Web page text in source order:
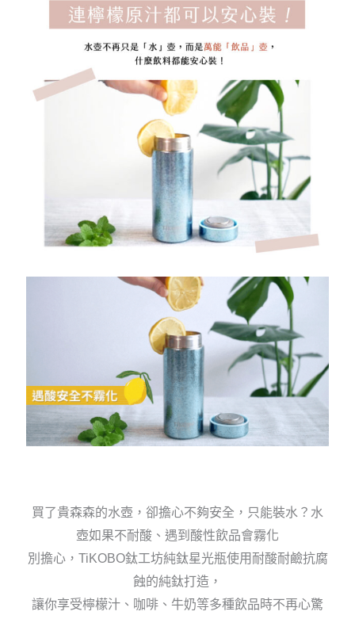
買了貴森森的水壺，卻擔心不夠安全，只能裝水？水
壺如果不耐酸、遇到酸性飲品會霧化
別擔心，TiKOBO鈦工坊純鈦星光瓶使用耐酸耐鹼抗腐
蝕的純鈦打造，
讓你享受檸檬汁、咖啡、牛奶等多種飲品時不再心驚